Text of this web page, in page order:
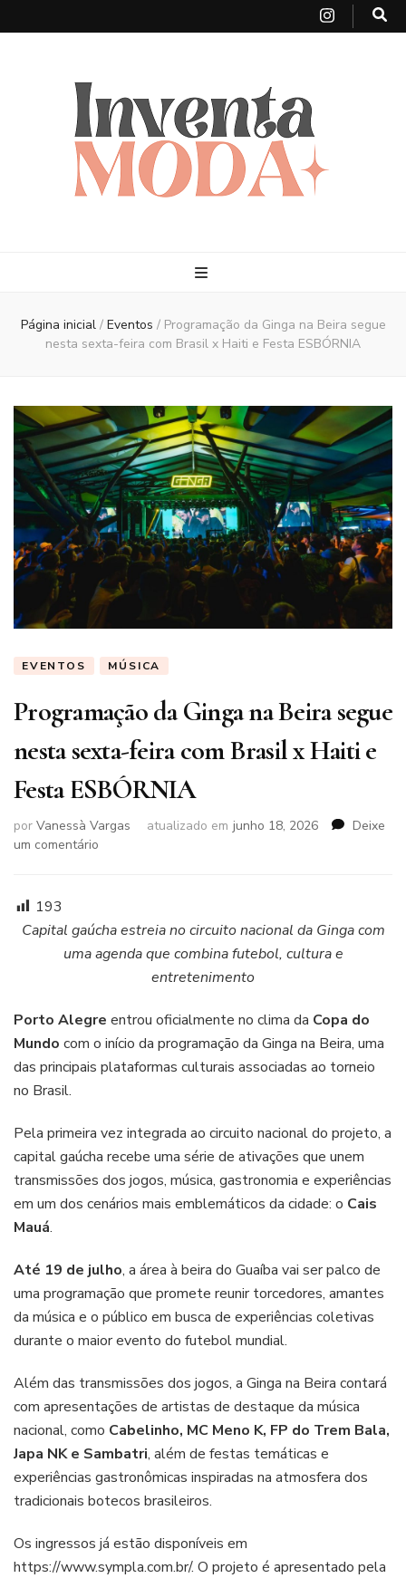
Página inicial / Eventos / Programação da Ginga na Beira segue
nesta sexta-feira com Brasil x Haiti e Festa ESBÓRNIA
EVENTOS MÚSICA
Programação da Ginga na Beira segue
nesta sexta-feira com Brasil x Haiti e
Festa ESBÓRNIA
por Vanessà Vargas atualizado em junho 18, 2026
Deixe
um comentário
Beira
segue
feira
com
Brasil
x
Festa
ESBÓRNIA
193
Capital gaúcha estreia no circuito nacional da Ginga com
uma agenda que combina futebol, cultura e
entretenimento
Porto Alegre entrou oficialmente no clima da Copa do
Mundo com o início da programação da Ginga na Beira, uma
das principais plataformas culturais associadas ao torneio
no Brasil.
Pela primeira vez integrada ao circuito nacional do projeto, a
capital gaúcha recebe uma série de ativações que unem
transmissões dos jogos, música, gastronomia e experiências
em um dos cenários mais emblemáticos da cidade: o Cais
Mauá.
Até 19 de julho, a área à beira do Guaíba vai ser palco de
uma programação que promete reunir torcedores, amantes
da música e o público em busca de experiências coletivas
durante o maior evento do futebol mundial.
Além das transmissões dos jogos, a Ginga na Beira contará
com apresentações de artistas de destaque da música
nacional, como Cabelinho, MC Meno K, FP do Trem Bala,
Japa NK e Sambatri, além de festas temáticas e
experiências gastronômicas inspiradas na atmosfera dos
tradicionais botecos brasileiros.
Os ingressos já estão disponíveis em
https://www.sympla.com.br/. O projeto é apresentado pela